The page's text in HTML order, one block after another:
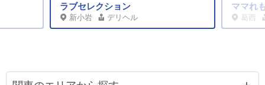
ラブセレクション
新小岩 デリヘル
ママれ
葛西